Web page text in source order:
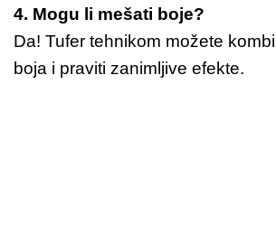
4. Mogu li mešati boje?
Da! Tufer tehnikom možete
boja i praviti zanimljive efekte.